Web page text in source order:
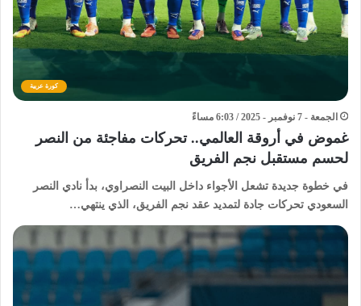
كورة عربية
الجمعة - 7 نوفمبر - 2025 / 6:03 مساءً
غموض في أروقة العالمي.. تحركات مفاجئة من النصر
لحسم مستقبل نجم الفريق
في خطوة جديدة تشعل الأجواء داخل البيت النصراوي، بدأ نادي النصر
السعودي تحركات جادة لتمديد عقد نجم الفريق، الذي ينتهي…